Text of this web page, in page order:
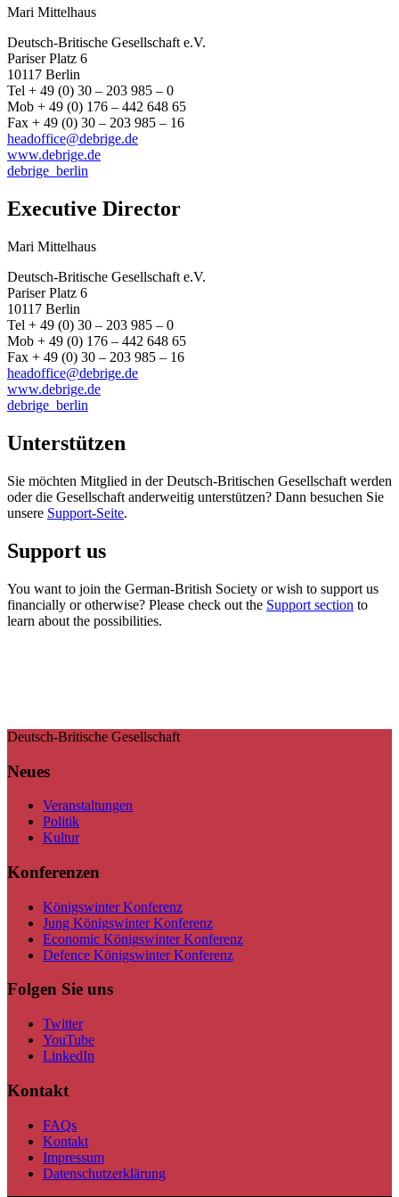
Mari Mittelhaus
Deutsch-Britische Gesellschaft e.V.
Pariser Platz 6
10117 Berlin
Tel + 49 (0) 30 – 203 985 – 0
Mob + 49 (0) 176 – 442 648 65
Fax + 49 (0) 30 – 203 985 – 16
headoffice@debrige.de
www.debrige.de
debrige_berlin
Executive Director
Mari Mittelhaus
Deutsch-Britische Gesellschaft e.V.
Pariser Platz 6
10117 Berlin
Tel + 49 (0) 30 – 203 985 – 0
Mob + 49 (0) 176 – 442 648 65
Fax + 49 (0) 30 – 203 985 – 16
headoffice@debrige.de
www.debrige.de
debrige_berlin
Unterstützen
Sie möchten Mitglied in der Deutsch-Britischen Gesellschaft werden
oder die Gesellschaft anderweitig unterstützen? Dann besuchen Sie
unsere Support-Seite.
Support us
You want to join the German-British Society or wish to support us
financially or otherwise? Please check out the Support section to
learn about the possibilities.
Deutsch-Britische Gesellschaft
Neues
Veranstaltungen
Politik
Kultur
Konferenzen
Königswinter Konferenz
Jung Königswinter Konferenz
Economic Königswinter Konferenz
Defence Königswinter Konferenz
Folgen Sie uns
Twitter
YouTube
LinkedIn
Kontakt
FAQs
Kontakt
Impressum
Datenschutzerklärung